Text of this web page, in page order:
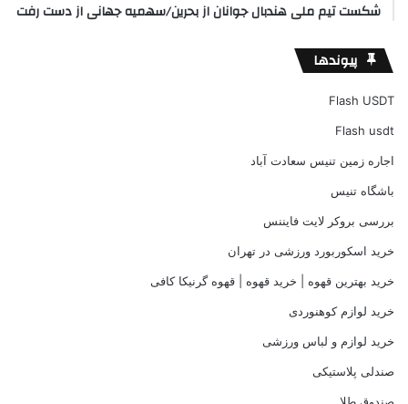
شکست تیم ملی هندبال جوانان از بحرین/سهمیه جهانی از دست رفت
پیوندها
Flash USDT
Flash usdt
اجاره زمین تنیس سعادت آباد
باشگاه تنیس
بررسی بروکر لایت فایننس
خرید اسکوربورد ورزشی در تهران
خرید بهترین قهوه | خرید قهوه | قهوه گرنیکا کافی
خرید لوازم کوهنوردی
خرید لوازم و لباس ورزشی
صندلی پلاستیکی